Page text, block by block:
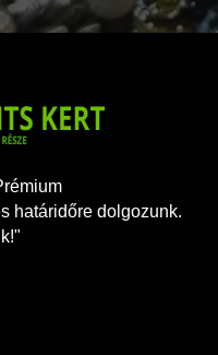
határidőre dolgozunk.